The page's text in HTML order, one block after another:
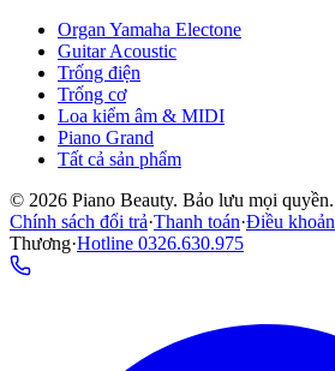
Organ Yamaha Electone
Guitar Acoustic
Trống điện
Trống cơ
Loa kiểm âm & MIDI
Piano Grand
Tất cả sản phẩm
© 2026 Piano Beauty. Bảo lưu mọi quyền.
Chính sách đổi trả·Thanh toán·Điều khoản
Thương·Hotline 0326.630.975